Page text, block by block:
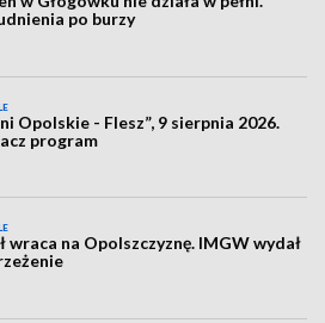
po burzy
Opolskie - Flesz”, 9 sierpnia 2026.
program
wraca na Opolszczyznę. IMGW wydał